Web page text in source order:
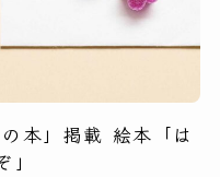
本」掲載 絵本「は